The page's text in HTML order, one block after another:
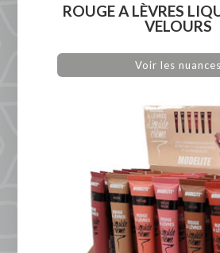
ROUGE A LÈVRES
VELOURS
Voir les nuances